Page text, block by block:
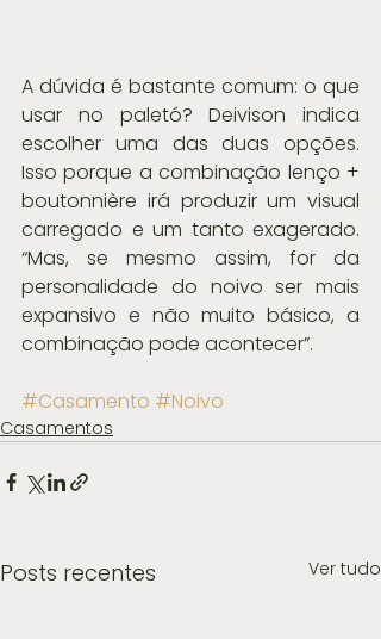
A dúvida é bastante comum: o que
usar no paletó? Deivison indica
escolher uma das duas opções.
Isso porque a combinação lenço +
boutonnière irá produzir um visual
carregado e um tanto exagerado.
“Mas, se mesmo assim, for da
personalidade do noivo ser mais
expansivo e não muito básico, a
combinação pode acontecer”.
#Casamento #Noivo
Casamentos
Posts recentes Ver tudo